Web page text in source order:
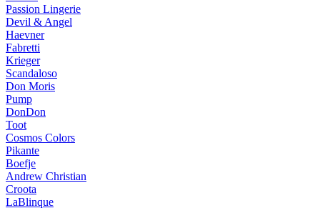
Passion Lingerie
Devil & Angel
Haevner
Fabretti
Krieger
Scandaloso
Don Moris
Pump
DonDon
Toot
Cosmos Colors
Pikante
Boefje
Andrew Christian
Croota
LaBlinque